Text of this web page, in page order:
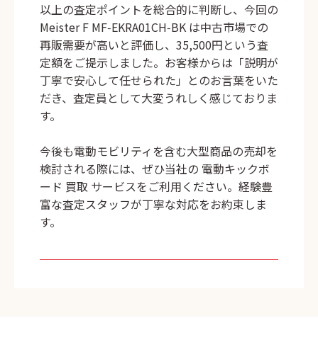
以上の査定ポイントを総合的に判断し、今回の
Meister F MF‑EKRA01CH‑BK は中古市場での
再販需要が高いと評価し、35,500円という査
定額をご提示しました。お客様からは「説明が
丁寧で安心して任せられた」とのお言葉をいた
だき、査定員として大変うれしく感じておりま
す。
今後も電動モビリティを含む大型商品の売却を
検討される際には、ぜひ当社の 電動キックボ
ード 買取 サービスをご利用ください。経験豊
富な査定スタッフが丁寧な対応をお約束しま
す。